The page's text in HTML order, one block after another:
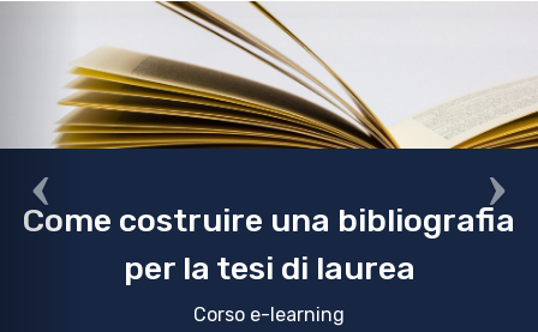
Homepage slider
Come costruire una bibliografia
per la tesi di laurea
Corso e-learning
Previous Next